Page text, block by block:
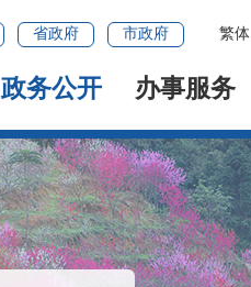
省政府 市政府 繁体
政务公开 办事服务